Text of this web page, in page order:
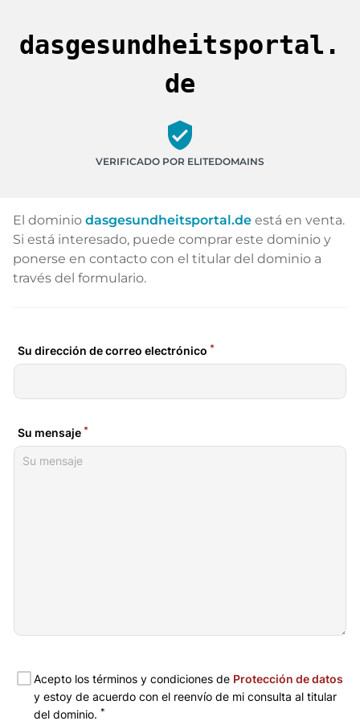
dasgesundheitsportal.
de
verified_user
VERIFICADO POR ELITEDOMAINS
El dominio dasgesundheitsportal.de está en venta.
Si está interesado, puede comprar este dominio y
ponerse en contacto con el titular del dominio a
través del formulario.